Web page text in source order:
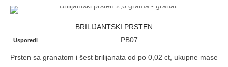
BRILIJANTSKI PRSTEN
Usporedi PB07
Prsten sa granatom i šest brilijanata od po 0,02 ct, ukupne mase